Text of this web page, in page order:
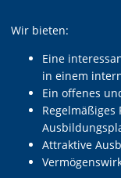
Wir bieten:
Eine
in einem
Ein offenes
Attraktive